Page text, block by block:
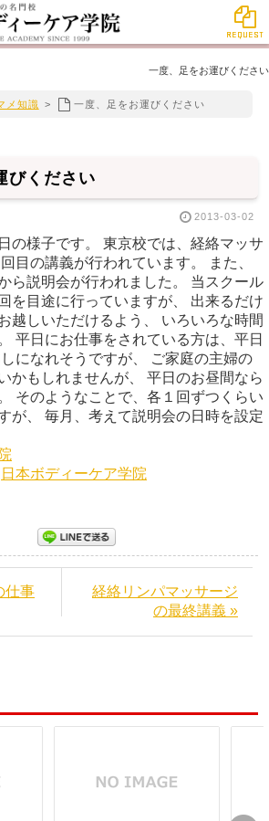
一度、足をお運びください
メ知識 > 一度、足をお運びください
びください
2013-03-02
の様子です。 東京校では、経絡マッサ
目の講義が行われています。 また、
ら説明会が行われました。 当スクール
を目途に行っていますが、 出来るだけ
越しいただけるよう、 いろいろな時間
平日にお仕事をされている方は、平日
になれそうですが、 ご家庭の主婦の
かもしれませんが、 平日のお昼間なら
そのようなことで、各１回ずつくらい
が、 毎月、考えて説明会の日時を設定
ます。
日本ボディーケア学院
仕事
経絡リンパマッサージ
の最終講義 »
REQUEST